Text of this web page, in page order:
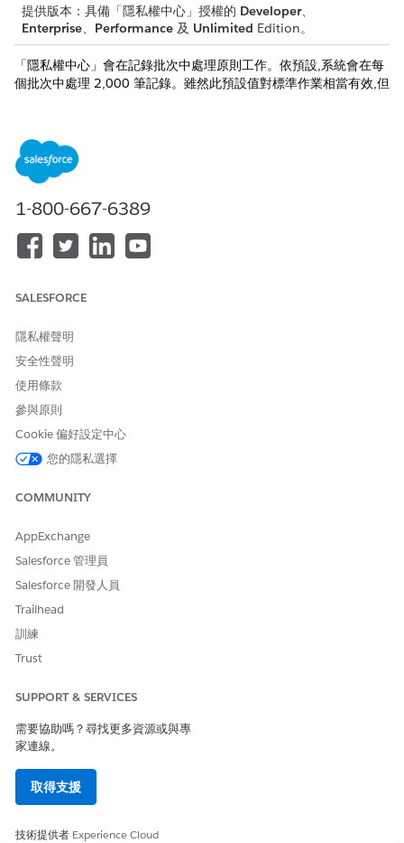
提供版本：具備「隱私權中心」授權的 Developer、
Enterprise、 Performance 及 Unlimited Edition。
「隱私權中心」會在記錄批次中處理原則工作。依預設,系統會在每
個批次中處理 2,000 筆記錄。雖然此預設值對標準作業相當有效,但
LIMIT_EXCEEDED,這表示交易花費時間過長或資源過多。
若要確保工作順利完成,請手動減少批次大小。一次處理較少的記錄
會減少每個交易的系統負載。將物件新增至新原則或編輯現有原則
時,設定批次大小。由於小批次大小可增加總執行時間,因此請逐步調
整值以找到最佳的穩定性與速度平衡。
設定隱私權原則批次大小
1-800-667-6389
SALESFORCE
隱私權聲明
安全性聲明
使用條款
參與原則
Cookie 偏好設定中心
您的隱私選擇
COMMUNITY
AppExchange
Salesforce 管理員
Salesforce 開發人員
Trailhead
訓練
Trust
SUPPORT & SERVICES
需要協助嗎？尋找更多資源或與專
家連線。
取得支援
技術提供者 Experience Cloud